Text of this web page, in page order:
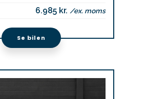
6.985 kr./ex. moms
Se bilen